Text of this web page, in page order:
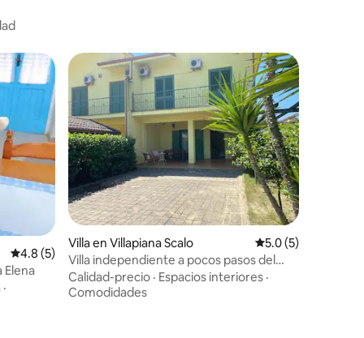
Calificación promedio: 4.8 de 5, 5 reseñas
4.8 (5)
Elena
·
Villa en Villapiana Scalo Calificación
5.0 (5)
Villa independiente a pocos pasos del
mar....
Calidad-precio · Espacios interiores ·
Comodidades